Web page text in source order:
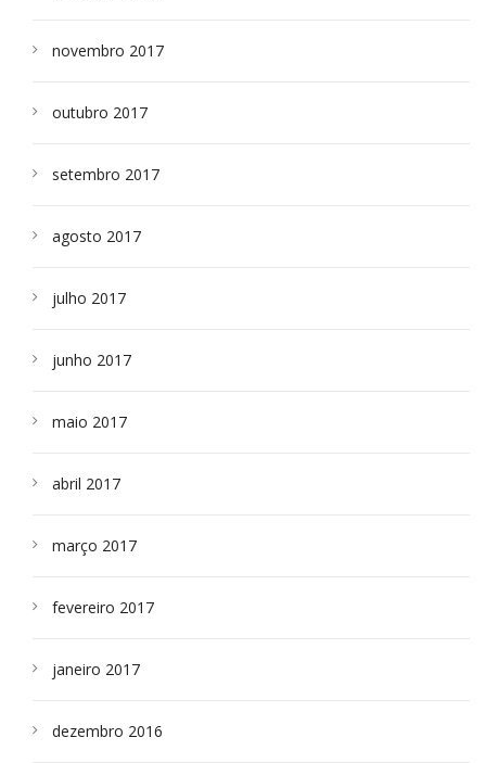
novembro 2017
outubro 2017
setembro 2017
agosto 2017
julho 2017
junho 2017
maio 2017
abril 2017
março 2017
fevereiro 2017
janeiro 2017
dezembro 2016